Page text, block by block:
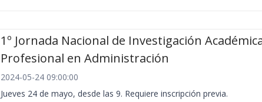
1º Jornada Nacional de Investigación
Profesional en Administración
2024-05-24 09:00:00
Jueves 24 de mayo, desde las 9. Requiere inscripción previa.